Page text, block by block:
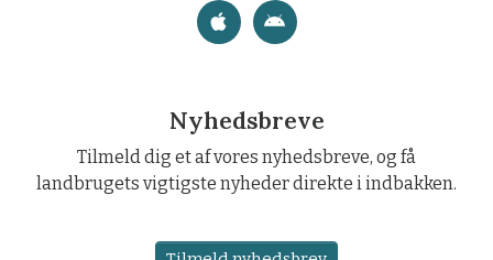
Nyhedsbreve
Tilmeld dig et af vores nyhedsbreve, og få
landbrugets vigtigste nyheder direkte i indbakken.